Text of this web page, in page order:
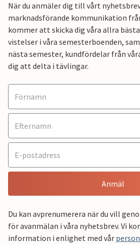
När du anmäler dig till vårt
marknadsförande kommunikation från
kommer att skicka dig våra allra
vistelser i våra semesterboenden,
nästa semester, kundfördelar från
dig att delta i tävlingar.
Anmäl
Du kan avprenumerera när du vill
för avanmälan i våra nyhetsbrev. Vi
information i enlighet med vår